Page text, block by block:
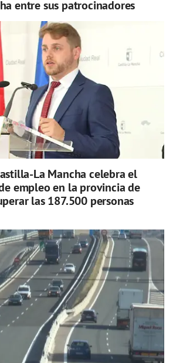
entre sus patrocinadores
La Mancha celebra el
empleo en la provincia de
las 187.500 personas